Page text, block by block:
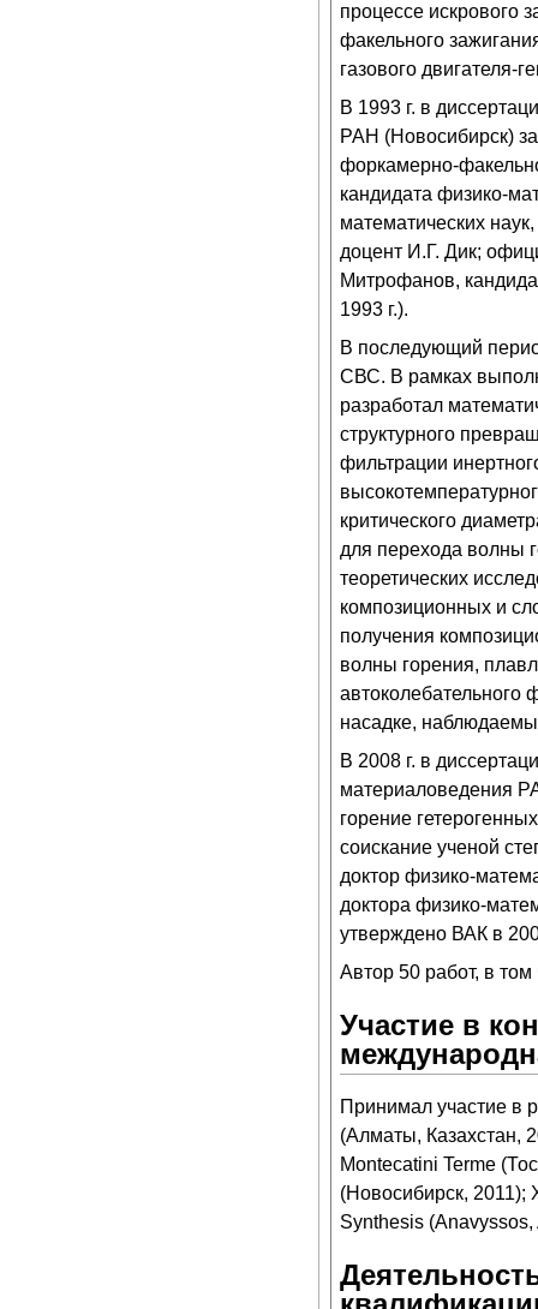
процессе искрового
факельного
газового двигателя-
В 1993 г. в
РАН (Новосибирск)
форкамерно-
кандидата физико-
математических
доцент И.Г. Дик;
Митрофанов,
1993 г.).
В последующий
СВС. В рамках
разработал
структурного
фильтрации
критического
для перехода волны
теоретических
композиционных и
получения
волны горения,
автоколебательного
насадке,
В 2008 г. в
материаловедения
горение
соискание ученой
доктор физико-
доктора физико-
утверждено ВАК в
Автор 50 работ, в
Участие в
Принимал участие в
(Алматы, Казахстан,
Montecatini Terme
(Новосибирск, 2011);
Synthesis